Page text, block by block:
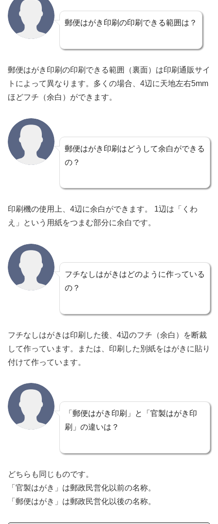
郵便はがき印刷の印刷できる範囲は？
郵便はがき印刷の印刷できる範囲（裏面）は印刷通販サイ
トによって異なります。多くの場合、4辺に天地左右5mm
ほどフチ（余白）ができます。
郵便はがき印刷はどうして余白ができる
の？
印刷機の使用上、4辺に余白ができます。 1辺は「くわ
え」という用紙をつまむ部分に余白です。
フチなしはがきはどのように作っている
の？
フチなしはがきは印刷した後、4辺のフチ（余白）を断裁
して作っています。または、印刷した別紙をはがきに貼り
付けて作っています。
「郵便はがき印刷」と「官製はがき印
刷」の違いは？
どちらも同じものです。
「官製はがき」は郵政民営化以前の名称。
「郵便はがき」は郵政民営化以後の名称。